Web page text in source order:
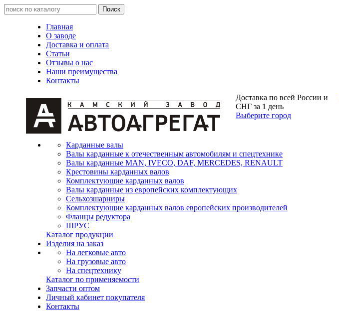
Главная
О заводе
Доставка и оплата
Статьи
Отзывы о нас
Наши преимущества
Контакты
Доставка по всей России и
СНГ за 1 день
Выберите город
Карданные валы
Валы карданные к отечественным автомобилям и спецтехнике
Валы карданные MAN, IVECO, DAF, MERCEDES, RENAULT
Крестовины карданных валов
Комплектующие карданных валов
Валы карданные из европейских комплектующих
Сельхозшарниры
Комплектующие карданных валов европейских производителей
Фланцы редуктора
ШРУС
Каталог продукции
Изделия на заказ
На легковые авто
На грузовые авто
На спецтехнику
Каталог по применяемости
Запчасти оптом
Личный кабинет покупателя
Контакты